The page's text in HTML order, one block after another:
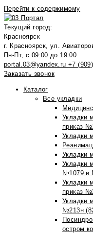
Перейти к содержимому
Текущий город:
Красноярск
г. Красноярск, ул.
Пн-Пт, с 09:00 до 19:00
portal.03@yandex.ru +7
Заказать звонок
Каталог
Все укладки
Укладки
приказ
Укладки
Укладки
Укладки
№1079 и
Укладки
приказ
Укладки
№213н
остром